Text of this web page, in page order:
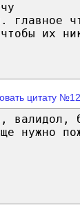
главное
их
цитату
валидол,
нужно